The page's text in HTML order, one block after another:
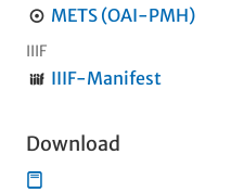
METS (OAI-PMH)
IIIF
IIIF-Manifest
Download